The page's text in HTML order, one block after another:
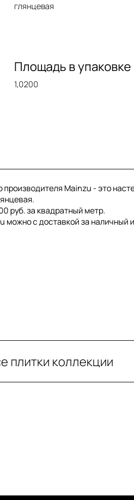
глянцевая
Площадь в упаковке
1,0200
Mainzu - это
руб. за квадратный метр.
с доставкой за наличный
плитки коллекции